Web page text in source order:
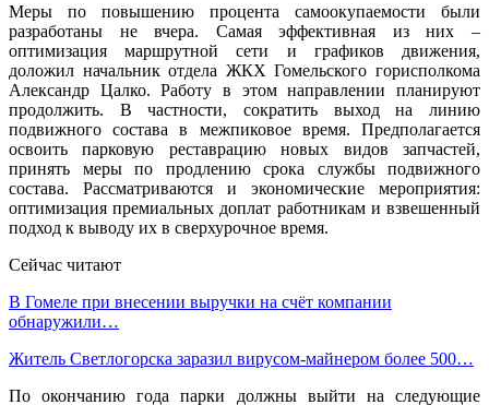
Меры по повышению процента самоокупаемости были
разработаны не вчера. Самая эффективная из них –
оптимизация маршрутной сети и графиков движения,
доложил начальник отдела ЖКХ Гомельского горисполкома
Александр Цалко. Работу в этом направлении планируют
продолжить. В частности, сократить выход на линию
подвижного состава в межпиковое время. Предполагается
освоить парковую реставрацию новых видов запчастей,
принять меры по продлению срока службы подвижного
состава. Рассматриваются и экономические мероприятия:
оптимизация премиальных доплат работникам и взвешенный
подход к выводу их в сверхурочное время.
Сейчас читают
В Гомеле при внесении выручки на счёт компании
обнаружили…
Житель Светлогорска заразил вирусом-майнером более 500…
По окончанию года парки должны выйти на следующие